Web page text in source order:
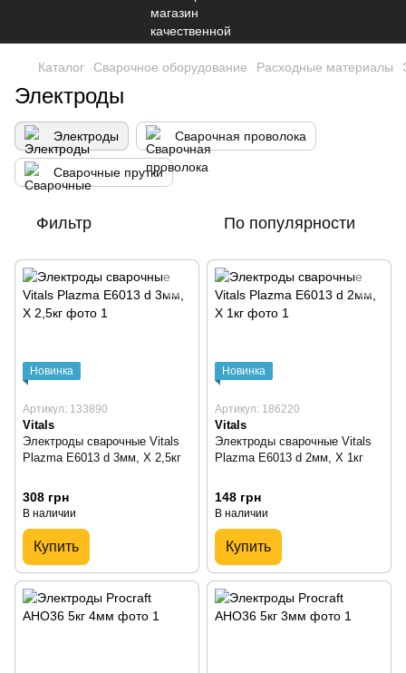
Каталог Сварочное оборудование Расходные материалы
Электроды
Электроды Сварочная проволока
Сварочные прутки
Фильтр По популярности
Новинка
Артикул: 133890
Vitals
Электроды сварочные Vitals
Plazma E6013 d 3мм, X 2,5кг
308 грн
В наличии
Купить
Новинка
Артикул: 186220
Vitals
Электроды сварочные Vitals
Plazma E6013 d 2мм, X 1кг
148 грн
В наличии
Купить